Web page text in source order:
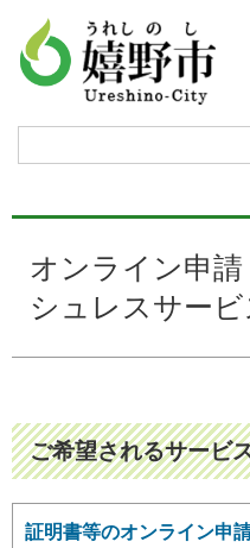
オンライン申請
シュレスサービ
ご希望されるサービ
証明書等のオンライン申